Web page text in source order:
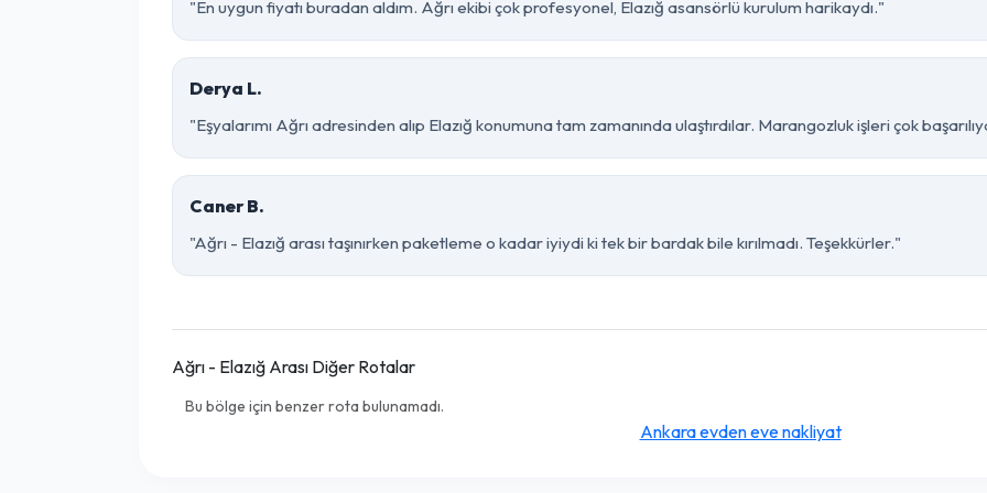
"En uygun fiyatı buradan aldım. Ağrı ekibi çok profesyonel, Elazığ asansörlü kurulum harikaydı."
Derya L.
"Eşyalarımı Ağrı adresinden alıp Elazığ konumuna tam zamanında ulaştırdılar. Marangozluk işleri çok
Caner B.
"Ağrı - Elazığ arası taşınırken paketleme o kadar iyiydi ki tek bir bardak bile kırılmadı. Teşekkürler."
Ağrı - Elazığ Arası Diğer Rotalar
Bu bölge için benzer rota bulunamadı.
Ankara evden eve nakliyat